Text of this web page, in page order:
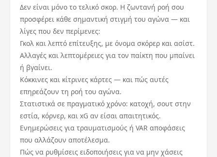
Δεν είναι μόνο το τελικό σκορ. Η ζωντανή ροή σου
προσφέρει κάθε σημαντική στιγμή του αγώνα — και
λίγες που δεν περίμενες:
Γκολ και λεπτό επίτευξης, με όνομα σκόρερ και ασίστ.
Αλλαγές και λεπτομέρειες για τον παίκτη που μπαίνει
ή βγαίνει.
Κόκκινες και κίτρινες κάρτες — και πώς αυτές
επηρεάζουν τη ροή του αγώνα.
Στατιστικά σε πραγματικό χρόνο: κατοχή, σουτ στην
εστία, κόρνερ, και xG αν είσαι απαιτητικός.
Ενημερώσεις για τραυματισμούς ή VAR αποφάσεις
που αλλάζουν αποτέλεσμα.
Πώς να ρυθμίσεις ειδοποιήσεις για να μην χάσεις